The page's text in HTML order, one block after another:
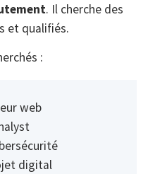
. Il cherche des
et qualifiés.
:
web
digital